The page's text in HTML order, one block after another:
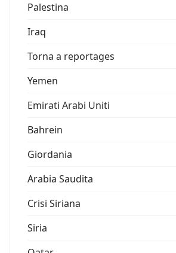
Palestina
Iraq
Torna a reportages
Yemen
Emirati Arabi Uniti
Bahrein
Giordania
Arabia Saudita
Crisi Siriana
Siria